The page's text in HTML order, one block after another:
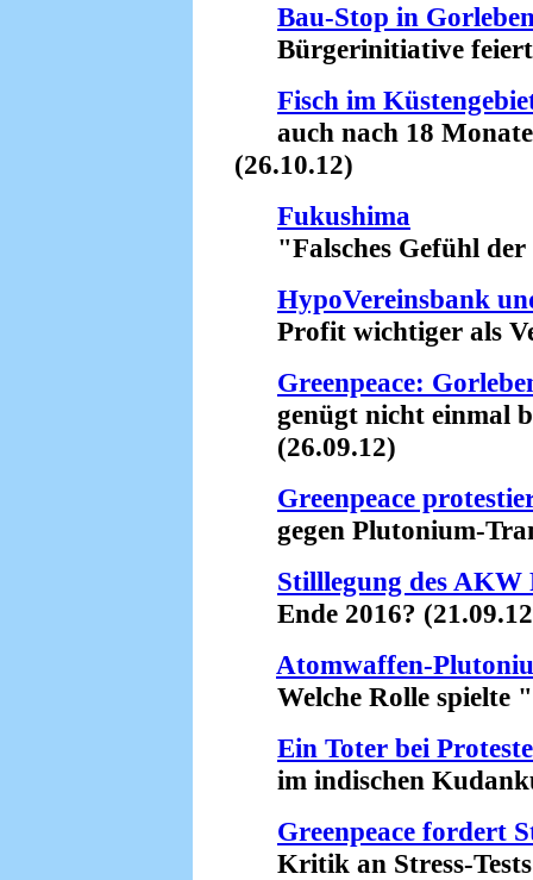
Bau-Stop in
Bürgerinitiative feiert
Fisch im
auch nach 18
(26.10.12)
Fukushima
"Falsches Gefühl der
HypoVereinsbank
Profit wichtiger als
Greenpeace:
genügt nicht einmal
(26.09.12)
Greenpeace
gegen Plutonium-
Stilllegung des AKW
Ende 2016?
Atomwaffen-
Welche Rolle spielte
Ein Toter bei
im indischen
Greenpeace fordert
Kritik an Stress-Tests